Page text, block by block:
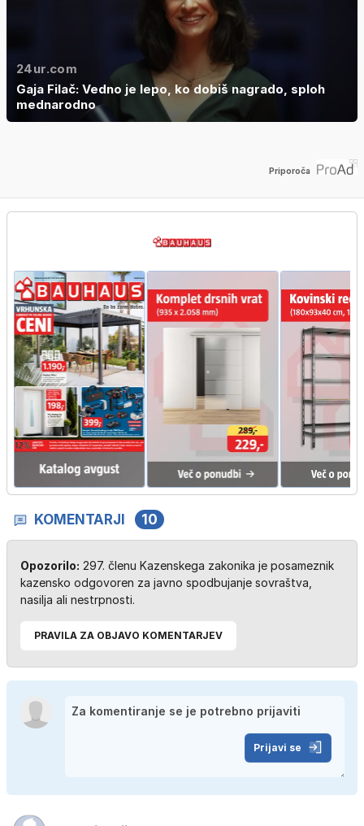
24ur.com
Gaja Filač: Vedno je lepo, ko dobiš nagrado, sploh
mednarodno
Priporoča
KOMENTARJI 10
Opozorilo: 297. členu Kazenskega zakonika je posameznik
kazensko odgovoren za javno spodbujanje sovraštva,
nasilja ali nestrpnosti.
PRAVILA ZA OBJAVO KOMENTARJEV
Prijavi se